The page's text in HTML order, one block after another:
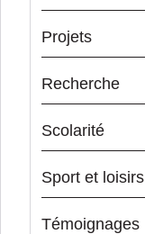
Projets
Recherche
Scolarité
Sport et loisirs
Témoignages